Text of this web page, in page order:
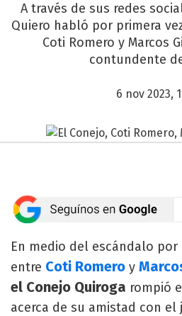
A través de sus redes
Quiero habló por primera
Coti Romero y Marcos
contundente
6 nov 2023,
En medio del escándalo
entre Coti Romero y
el Conejo Quiroga rompió
acerca de su amistad con